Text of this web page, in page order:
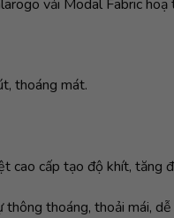
vải Modal Fabric
thoáng mát.
cao cấp tạo độ khít, tăng
thoáng, thoải mái, dễ